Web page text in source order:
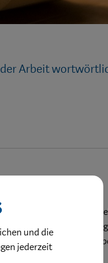
Arbeit
hergestellte
bioenergetische
das auf der
und die
jederzeit